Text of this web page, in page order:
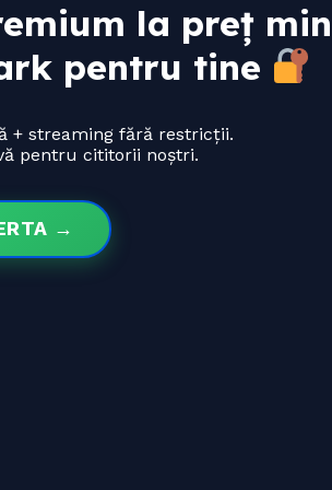
la preț
pentru tine
+ streaming fără restricții.
pentru cititorii noștri.
→